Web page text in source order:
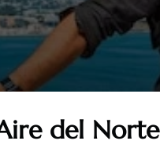
del Norte